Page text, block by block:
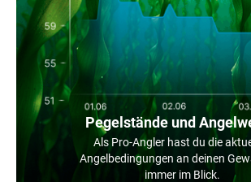
Pegelstände und
Als Pro-Angler hast du die
Angelbedingungen an deinen
immer im Blick.